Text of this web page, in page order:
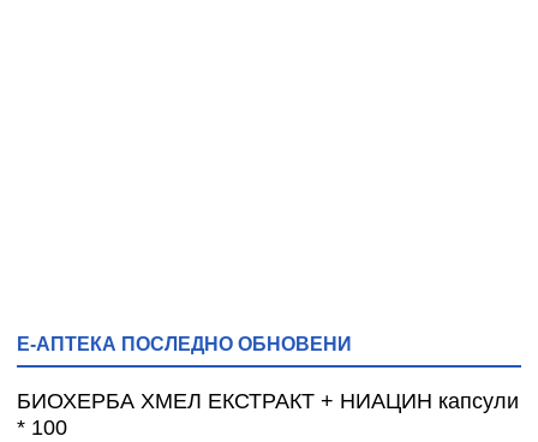
Е-АПТЕКА ПОСЛЕДНО ОБНОВЕНИ
БИОХЕРБА ХМЕЛ ЕКСТРАКТ + НИАЦИН капсули
* 100